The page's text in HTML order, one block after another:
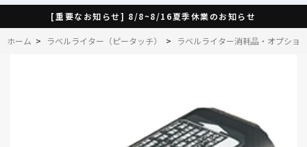
[重要なお知らせ] 8/8~8/16夏季休業のお知らせ
ホーム > ラベルライター（ピータッチ） > ラベルライター消耗品・オプショ